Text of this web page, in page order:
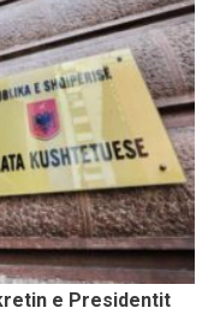
e Presidentit